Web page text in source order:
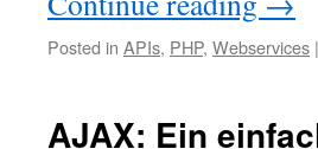
Posted in APIs, PHP, Webservices |
AJAX: Ein